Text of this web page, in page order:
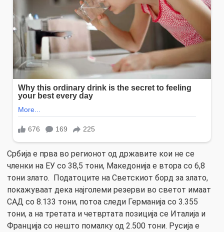
Србија е прва во регионот од државите кои не се
членки на ЕУ со 38,5 тони, Македонија е втора со 6,8
тони злато. Податоците на Светскиот борд за злато,
покажуваат дека најголеми резерви во светот имаат
САД со 8.133 тони, потоа следи Германија со 3.355
тони, а на третата и четвртата позиција се Италија и
Франција со нешто помалку од 2.500 тони. Русија е